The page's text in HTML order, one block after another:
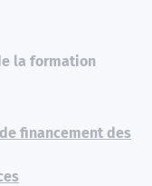
la formation
financement des